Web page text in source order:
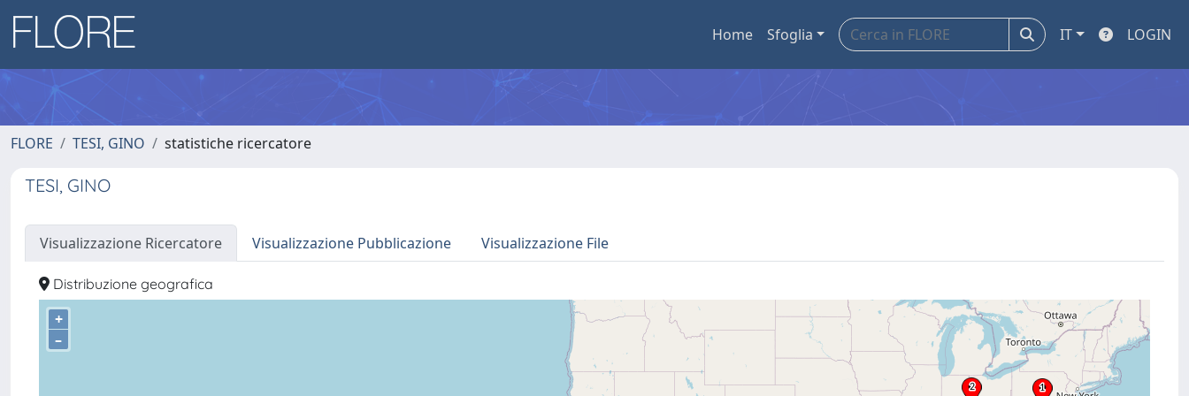
Home Sfoglia IT LOGIN
FLORE TESI, GINO statistiche ricercatore
TESI, GINO
Visualizzazione Ricercatore Visualizzazione Pubblicazione Visualizzazione File
Distribuzione geografica
+
–